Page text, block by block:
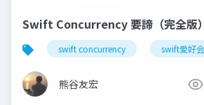
Swift Concurrency 要諦（完全版）
swift concurrency swift愛好会
熊谷友宏